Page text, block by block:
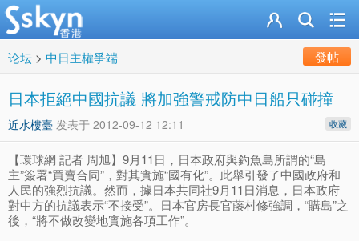
论坛 > 中日主權爭端 發帖
日本拒絕中國抗議 將加強警戒防中日船只碰撞
收藏
近水樓臺 发表于 2012-09-12 12:11
【環球網 記者 周旭】9月11日，日本政府與釣魚島所謂的“島
主”簽署“買賣合同”，對其實施“國有化”。此舉引發了中國政府和
人民的強烈抗議。然而，據日本共同社9月11日消息，日本政府
對中方的抗議表示“不接受”。日本官房長官藤村修強調，“購島”之
後，“將不做改變地實施各項工作”。